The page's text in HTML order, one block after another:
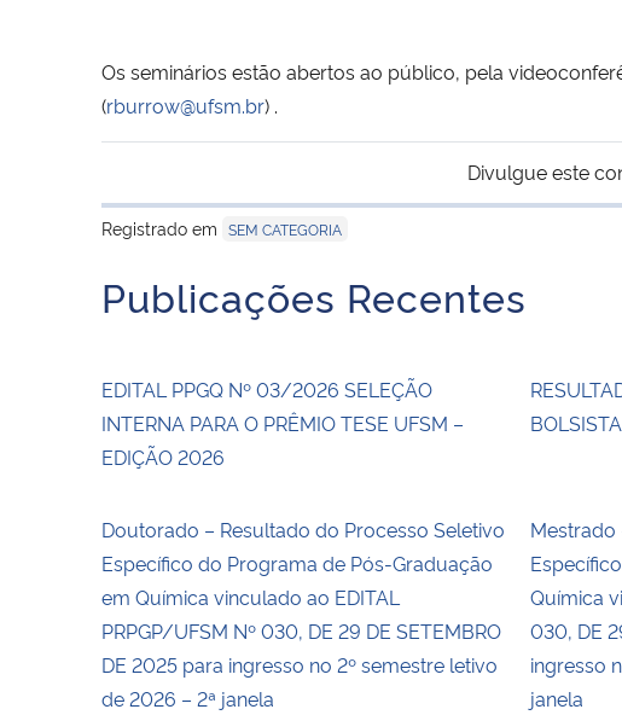
Os seminários estão abertos ao público, pela
(rburrow@ufsm.br) .
Divulgue este
Registrado em SEM CATEGORIA
Publicações Recentes
EDITAL PPGQ Nº 03/2026 SELEÇÃO
INTERNA PARA O PRÊMIO TESE UFSM –
EDIÇÃO 2026
Doutorado – Resultado do Processo Seletivo
Específico do Programa de Pós-Graduação
em Química vinculado ao EDITAL
PRPGP/UFSM Nº 030, DE 29 DE SETEMBRO
DE 2025 para ingresso no 2º semestre letivo
de 2026 – 2ª janela
Mestrado
Química
030, DE
ingresso
janela